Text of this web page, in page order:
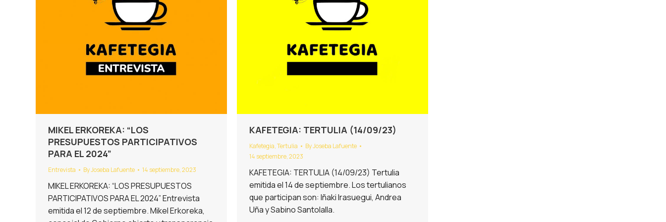
MIKEL ERKOREKA: “LOS
PRESUPUESTOS PARTICIPATIVOS
PARA EL 2024”
Entrevista ByJoseba Lafuente 14 septiembre, 2023
MIKEL ERKOREKA: “LOS PRESUPUESTOS
PARTICIPATIVOS PARA EL 2024” Entrevista
emitida el 12 de septiembre. Mikel Erkoreka,
KAFETEGIA: TERTULIA (14/09/23)
Kafetegia,Tertulia ByJoseba Lafuente
14 septiembre, 2023
KAFETEGIA: TERTULIA (14/09/23) Tertulia
emitida el 14 de septiembre. Los tertulianos
que participan son: Iñaki Irasuegui, Andrea
Uña y Sabino Santolalla.